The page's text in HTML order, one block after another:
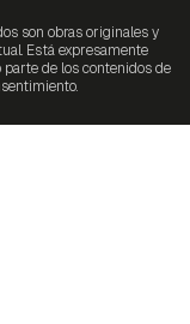
son obras originales y
Está expresamente
de los contenidos de